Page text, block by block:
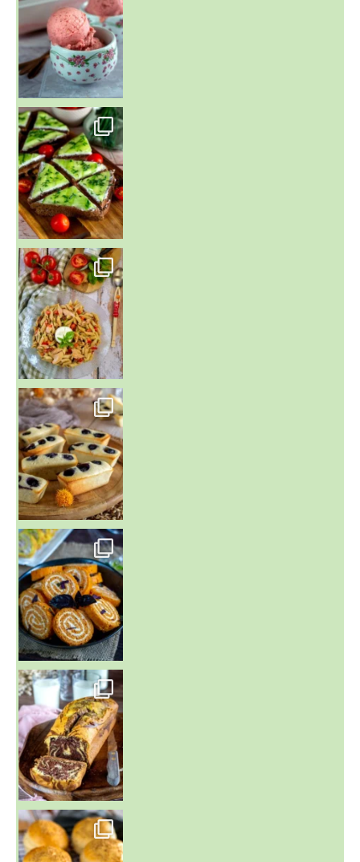
~ SALADE DE PÂTES AUX DEUX TOMATES THON ET BURRA
~ FINANCIERS MYRTILLES ET CITRON ~
Aujourd'hu
~ BUNS MAISON ~
Un peu de boulange par ici au